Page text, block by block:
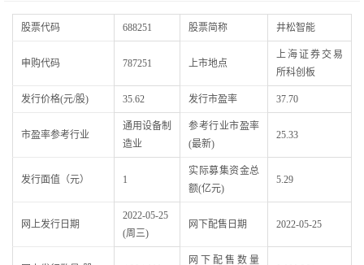
股票代码 688251 股票简称 井松智能
申购代码 787251 上市地点
上海证券交易
所科创板
发行价格(元/股) 35.62 发行市盈率 37.70
市盈率参考行业
通用设备制
造业
参考行业市盈率
(最新)
25.33
发行面值（元） 1
实际募集资金总
额(亿元)
5.29
网上发行日期
2022-05-25
(周三)
网下配售日期 2022-05-25
网下配售数量